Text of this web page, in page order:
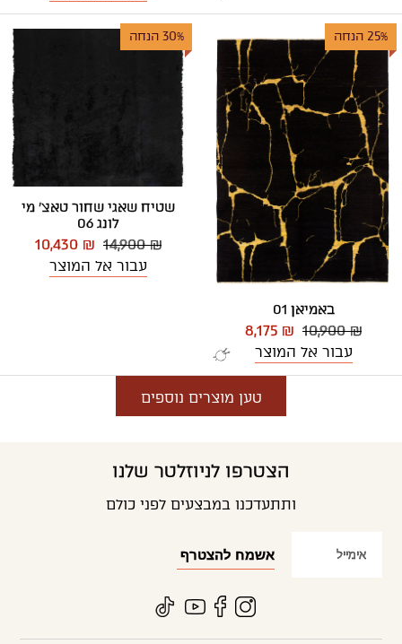
25% הנחה
באמיאן 01
10,900 ₪
8,175 ₪
עבור אל המוצר
30% הנחה
שטיח שאגי שחור טאצ' מי
לונג 06
14,900 ₪
10,430 ₪
עבור אל המוצר
טען מוצרים נוספים
הצטרפו לניוזלטר שלנו
ותתעדכנו במבצעים לפני כולם